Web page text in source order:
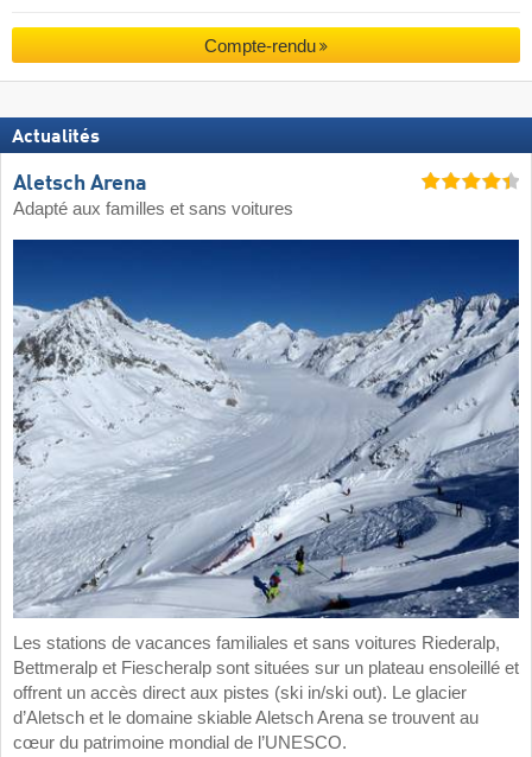
Compte-rendu
Actualités
Aletsch Arena
Adapté aux familles et sans voitures
Les stations de vacances familiales et sans voitures Riederalp,
Bettmeralp et Fiescheralp sont situées sur un plateau ensoleillé et
offrent un accès direct aux pistes (ski in/ski out). Le glacier
d’Aletsch et le domaine skiable Aletsch Arena se trouvent au
cœur du patrimoine mondial de l’UNESCO.